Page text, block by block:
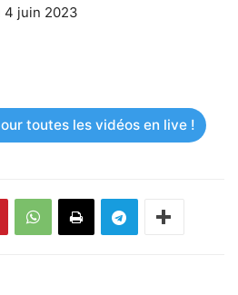
4 juin 2023
toutes les vidéos en live !